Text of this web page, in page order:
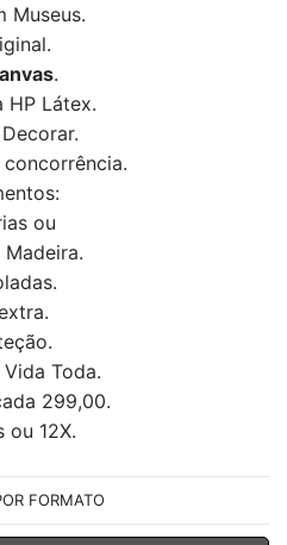
Museus.
.
HP Látex.
ou
Toda.
299,00.
ou 12X.
FORMATO